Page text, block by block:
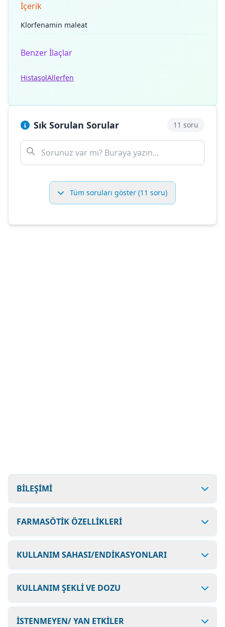
İçerik
Klorfenamin maleat
Benzer İlaçlar
HistasolAllerfen
Sık Sorulan Sorular 11 soru
Tüm soruları göster (11 soru)
BİLEŞİMİ
FARMASÖTİK ÖZELLİKLERİ
KULLANIM SAHASI/ENDİKASYONLARI
KULLANIM ŞEKLİ VE DOZU
İSTENMEYEN/ YAN ETKİLER